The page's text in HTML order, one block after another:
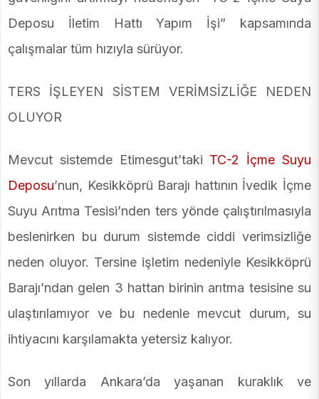
Deposu İletim Hattı Yapım İşi” kapsamında
çalışmalar tüm hızıyla sürüyor.
TERS İŞLEYEN SİSTEM VERİMSİZLİĞE NEDEN
OLUYOR
Mevcut sistemde Etimesgut’taki TC-2 İçme Suyu
Deposu’nun, Kesikköprü Barajı hattının İvedik İçme
Suyu Arıtma Tesisi’nden ters yönde çalıştırılmasıyla
beslenirken bu durum sistemde ciddi verimsizliğe
neden oluyor. Tersine işletim nedeniyle Kesikköprü
Barajı’ndan gelen 3 hattan birinin arıtma tesisine su
ulaştırılamıyor ve bu nedenle mevcut durum, su
ihtiyacını karşılamakta yetersiz kalıyor.
Son yıllarda Ankara’da yaşanan kuraklık ve